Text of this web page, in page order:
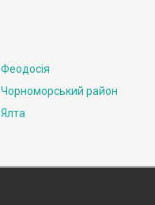
Феодосія
Чорноморський район
Ялта